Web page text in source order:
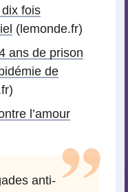
fois
(lemonde.fr)
ans de prison
de
l’amour
anti-